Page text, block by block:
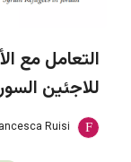
التعامل مع
للاجئين
Ruisi